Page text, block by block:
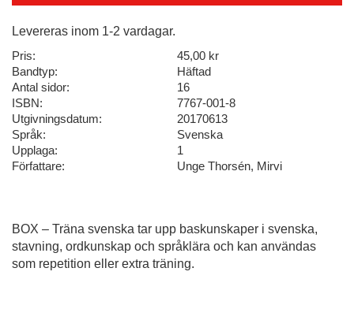
Levereras inom 1-2 vardagar.
Pris:
45,00 kr
Bandtyp:
Häftad
Antal sidor:
16
ISBN:
7767-001-8
Utgivningsdatum:
20170613
Språk:
Svenska
Upplaga:
1
Författare:
Unge Thorsén, Mirvi
BOX – Träna svenska tar upp baskunskaper i svenska,
stavning, ordkunskap och språklära och kan användas
som repetition eller extra träning.